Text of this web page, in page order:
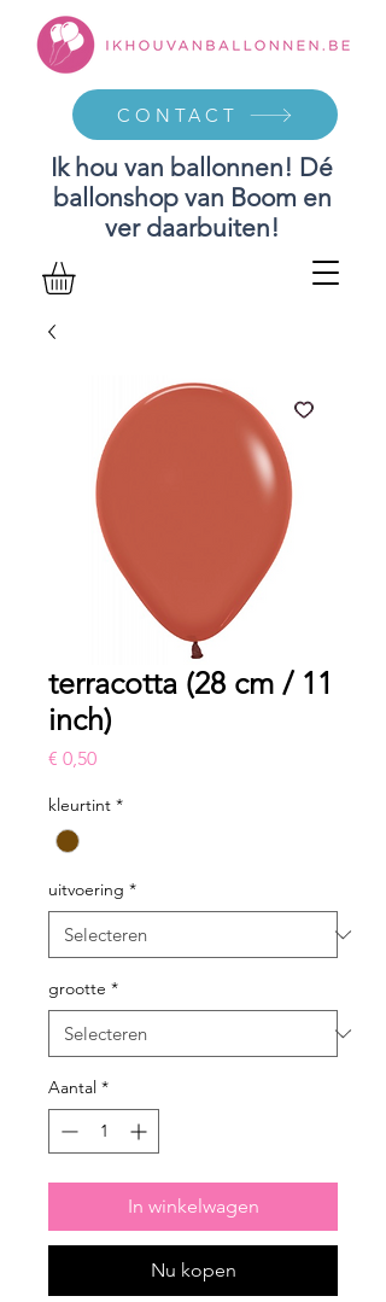
Ik hou van ballonnen! Dé
ballonshop van Boom en
ver daarbuiten!
CONTACT
terracotta (28 cm / 11
inch)
€ 0,50Prijs
kleurtint *
uitvoering *
grootte *
Aantal *
In winkelwagen
Nu kopen